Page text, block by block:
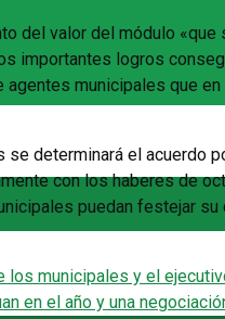
del valor del módulo «que
importantes logros
agentes municipales que
se determinará el acuerdo
con los haberes de
puedan festejar su
los municipales y el
en el año y una